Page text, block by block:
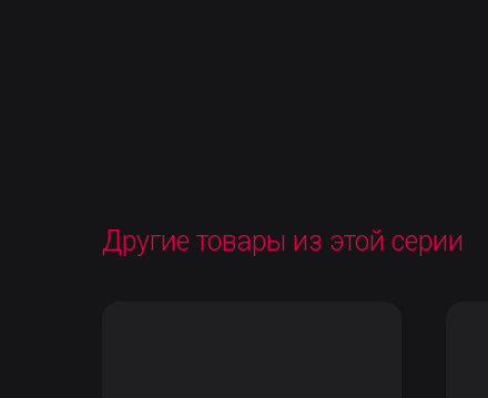
Другие товары из этой серии